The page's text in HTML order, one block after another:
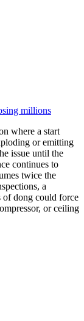
millions
where a start
or emitting
issue until the
continues to
twice the
a
of dong could force
or ceiling